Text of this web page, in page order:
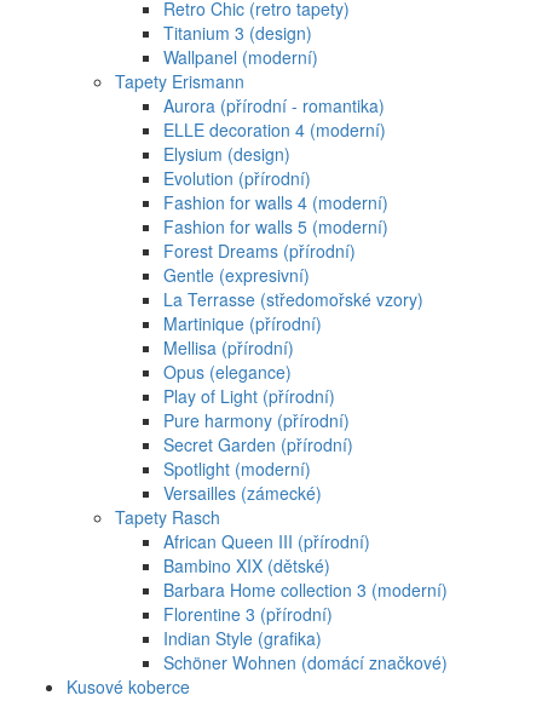
Retro Chic (retro tapety)
Titanium 3 (design)
Wallpanel (moderní)
Tapety Erismann
Aurora (přírodní - romantika)
ELLE decoration 4 (moderní)
Elysium (design)
Evolution (přírodní)
Fashion for walls 4 (moderní)
Fashion for walls 5 (moderní)
Forest Dreams (přírodní)
Gentle (expresivní)
La Terrasse (středomořské vzory)
Martinique (přírodní)
Mellisa (přírodní)
Opus (elegance)
Play of Light (přírodní)
Pure harmony (přírodní)
Secret Garden (přírodní)
Spotlight (moderní)
Versailles (zámecké)
Tapety Rasch
African Queen III (přírodní)
Bambino XIX (dětské)
Barbara Home collection 3 (moderní)
Florentine 3 (přírodní)
Indian Style (grafika)
Schöner Wohnen (domácí značkové)
Kusové koberce